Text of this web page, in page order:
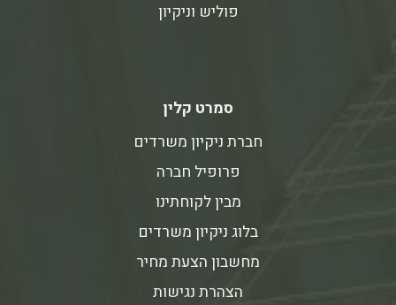
סמרט קלין
חברת ניקיון משרדים
פרופיל חברה
מבין לקוחתינו
בלוג ניקיון משרדים
מחשבון הצעת מחיר
הצהרת נגישות
פוליש וניקיון